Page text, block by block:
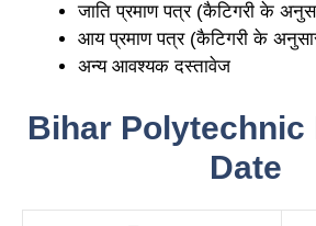
जाति प्रमाण पत्र (कैटिगरी के
आय प्रमाण पत्र (कैटिगरी के
अन्य आवश्यक दस्तावेज
Bihar Polytechnic
Date